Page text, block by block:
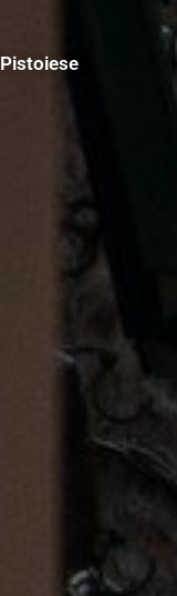
Pistoiese